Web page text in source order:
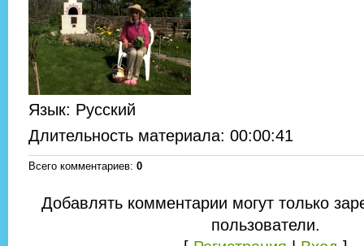
Язык: Русский
Длительность материала: 00:00:41
Всего комментариев: 0
Добавлять комментарии могут только
пользователи.